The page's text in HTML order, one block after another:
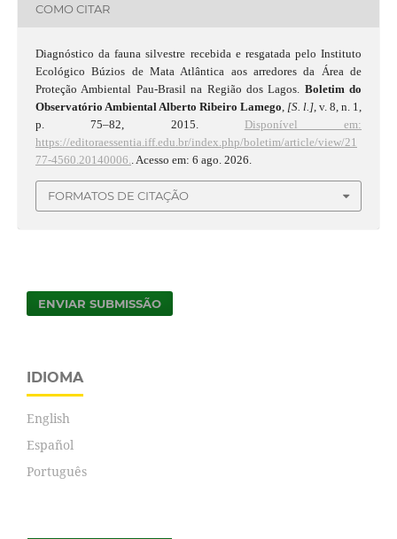
COMO CITAR
Diagnóstico da fauna silvestre recebida e resgatada pelo Instituto
Ecológico Búzios de Mata Atlântica aos arredores da Área de
Proteção Ambiental Pau-Brasil na Região dos Lagos. Boletim do
Observatório Ambiental Alberto Ribeiro Lamego, [S. l.], v. 8, n. 1,
p. 75–82, 2015. Disponível em:
https://editoraessentia.iff.edu.br/index.php/boletim/article/view/21
77-4560.20140006.. Acesso em: 6 ago. 2026.
FORMATOS DE CITAÇÃO
ENVIAR SUBMISSÃO
IDIOMA
English
Español
Português